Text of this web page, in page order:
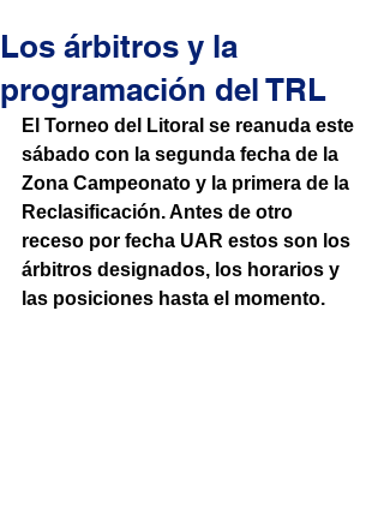
Los árbitros y la
programación del TRL
El Torneo del Litoral se reanuda este
sábado con la segunda fecha de la
Zona Campeonato y la primera de la
Reclasificación. Antes de otro
receso por fecha UAR estos son los
árbitros designados, los horarios y
las posiciones hasta el momento.